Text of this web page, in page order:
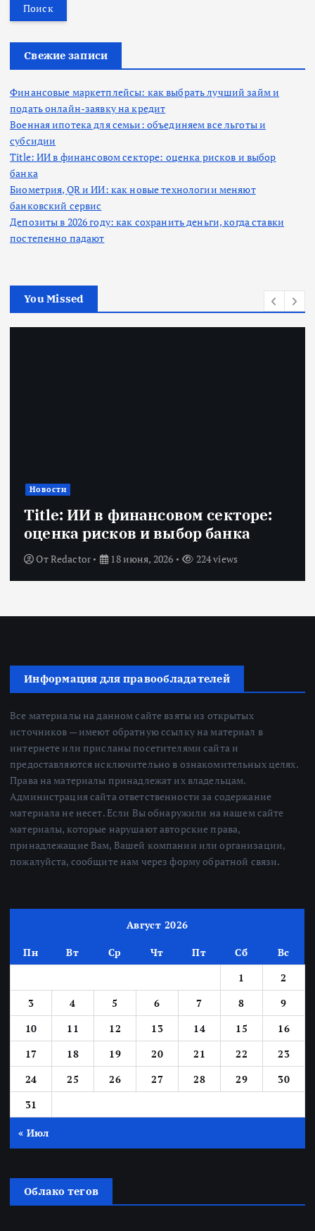
т
Свежие записи
Финансовые маркетплейсы: как выбрать лучший займ и
подать онлайн-заявку на кредит
Военная ипотека для семьи: объединяем все льготы и
субсидии
Title: ИИ в финансовом секторе: оценка рисков и выбор
банка
Биометрия, QR и ИИ: как новые технологии меняют
банковский сервис
Депозиты в 2026 году: как сохранить деньги, когда ставки
постепенно падают
You Missed
Новости
Title: ИИ в финансовом секторе:
оценка рисков и выбор банка
ОтRedactor 18 июня, 2026 224 views
Информация для правообладателей
Все материалы на данном сайте взяты из открытых
источников — имеют обратную ссылку на материал в
интернете или присланы посетителями сайта и
предоставляются исключительно в ознакомительных целях.
Права на материалы принадлежат их владельцам.
Администрация сайта ответственности за содержание
материала не несет. Если Вы обнаружили на нашем сайте
материалы, которые нарушают авторские права,
принадлежащие Вам, Вашей компании или организации,
пожалуйста, сообщите нам через форму обратной связи.
Август 2026
Пн Вт Ср Чт Пт Сб
Вс
1
2
3
4 5 6 7 8
9
10
11 12 13 14 15
16
17
18 19 20 21 22
23
24
25 26 27 28 29
30
31
« Июл
Облако тегов